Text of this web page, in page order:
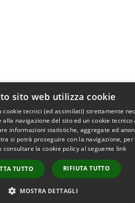
sito web utilizza cookie
cookie tecnici (ed assimilati) strettamente
navigazione del sito ed un cookie tecnico
informazioni statistiche, aggregate ed
si potrà proseguire con la navigazione,
consultare la cookie policy al seguente link
TUTTO RIFIUTA TUTTO
MOSTRA DETTAGLI